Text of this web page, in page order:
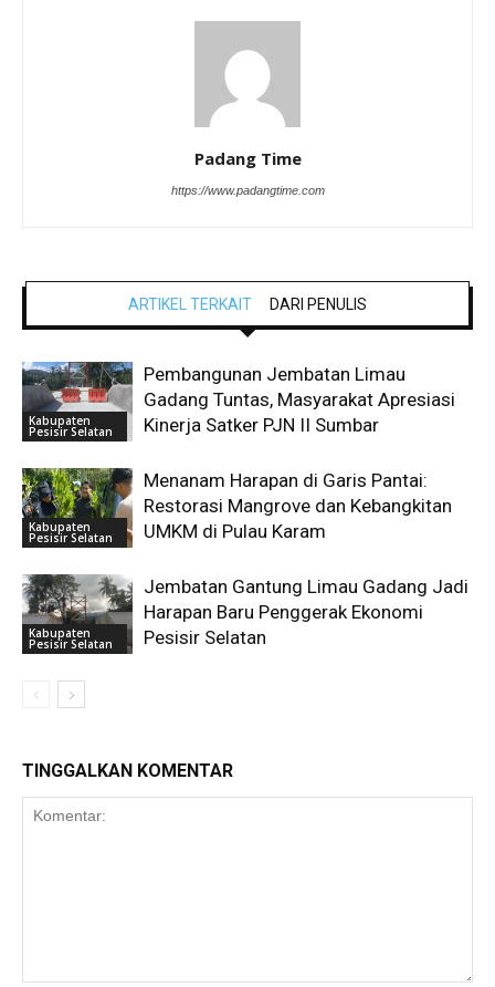
Padang Time
https://www.padangtime.com
ARTIKEL TERKAIT DARI PENULIS
Kabupaten
Pesisir Selatan
Pembangunan Jembatan Limau
Gadang Tuntas, Masyarakat Apresiasi
Kinerja Satker PJN II Sumbar
Kabupaten
Pesisir Selatan
Menanam Harapan di Garis Pantai:
Restorasi Mangrove dan Kebangkitan
UMKM di Pulau Karam
Kabupaten
Pesisir Selatan
Jembatan Gantung Limau Gadang Jadi
Harapan Baru Penggerak Ekonomi
Pesisir Selatan
TINGGALKAN KOMENTAR